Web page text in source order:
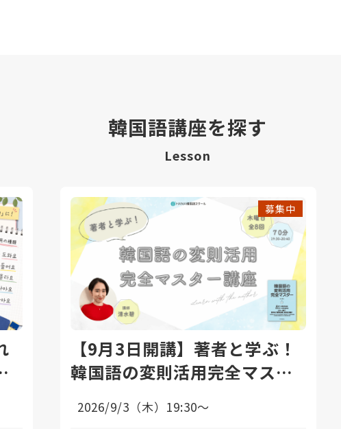
韓国語講座を探す
Lesson
募集中
【9月3日開講】著者と学ぶ！
韓国語の変則活用完全マスタ
2026/9/3（木）19:30〜